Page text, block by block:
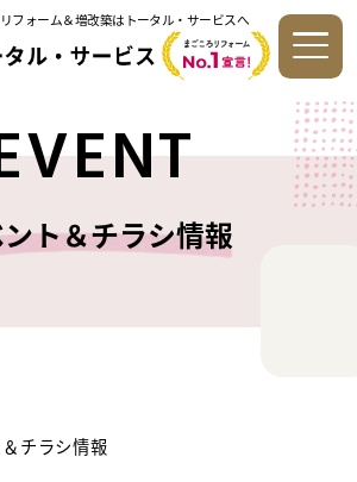
フォーム＆増改築はトータル・サービスへ
ト＆チラシ情報
チラシ情報